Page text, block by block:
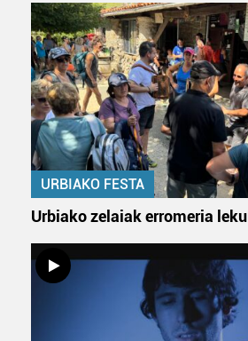
URBIAKO FESTA
Urbiako zelaiak erromeria leku